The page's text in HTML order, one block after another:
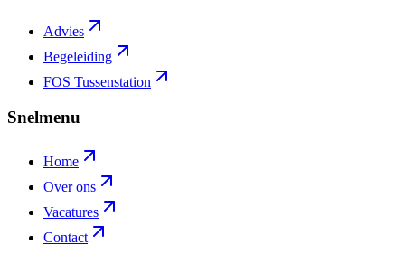
Advies
Begeleiding
FOS Tussenstation
Snelmenu
Home
Over ons
Vacatures
Contact